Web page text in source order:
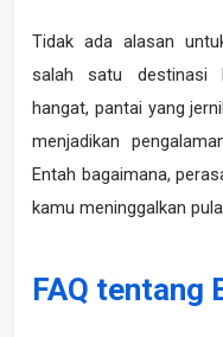
Tidak ada alasan
salah satu destinasi
hangat, pantai yang
menjadikan
Entah bagaimana,
kamu meninggalkan
FAQ tentang